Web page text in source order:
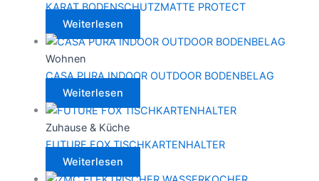
KARAT BODENSCHUTZMATTE PROTECT
Weiterlesen
Wohnen
CASA PURA INDOOR OUTDOOR BODENBELAG
Weiterlesen
Zuhause & Küche
FUTURE FOX TISCHKARTENHALTER
Weiterlesen